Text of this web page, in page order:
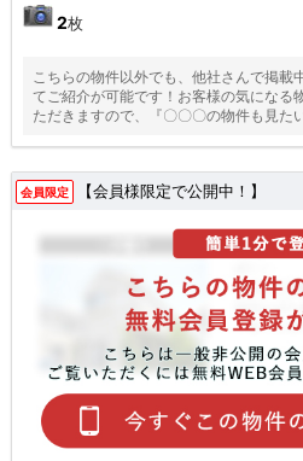
2枚
こちらの物件以外でも、他社さんで掲載
てご紹介が可能です！お客様の気になる
ただきますので、『〇〇〇の物件も見た
会員限定 【会員様限定で公開中！】